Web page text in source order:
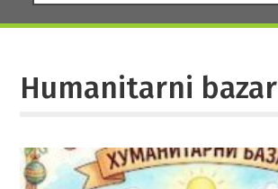
Humanitarni bazar